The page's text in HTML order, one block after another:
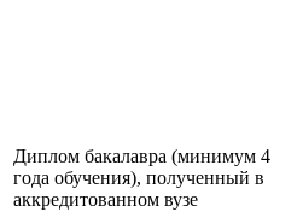
Диплом бакалавра (минимум 4
года обучения), полученный в
аккредитованном вузе